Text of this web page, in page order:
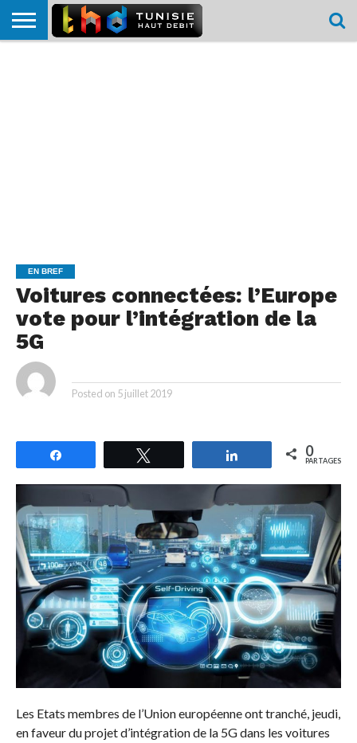
EN BREF
Voitures connectées: l’Europe
vote pour l’intégration de la
5G
Posted on 5 juillet 2019
Partagez 0
PARTAGES
Les Etats membres de l’Union européenne ont tranché, jeudi,
en faveur du projet d’intégration de la 5G dans les voitures